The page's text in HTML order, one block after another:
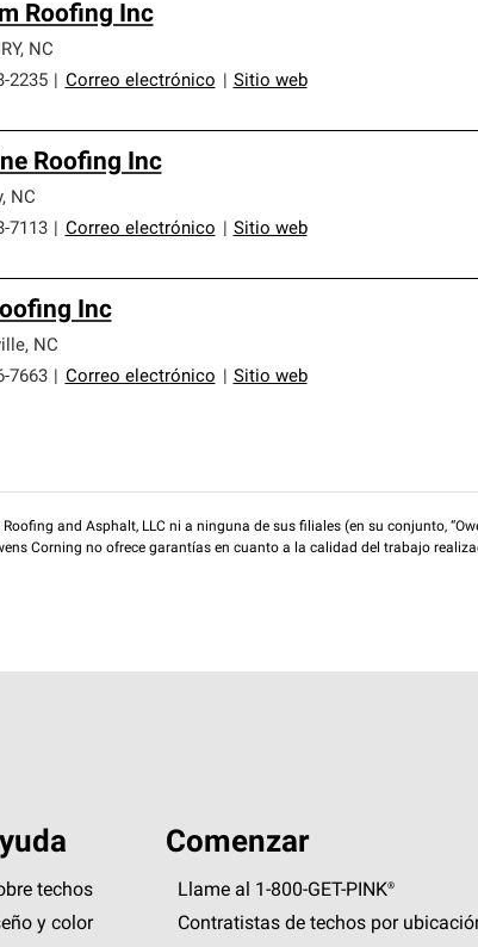
Roofing Inc
, NC
2235
Correo electrónico Sitio web
Roofing Inc
, NC
7113
Correo electrónico Sitio web
Inc
, NC
7663
Correo electrónico Sitio web
and Asphalt, LLC ni a ninguna de sus filiales (en su conjunto,
Corning no ofrece garantías en cuanto a la calidad del trabajo
techos
y color
Comenzar
Llame al 1-800-GET-PINK®
Contratistas de techos por